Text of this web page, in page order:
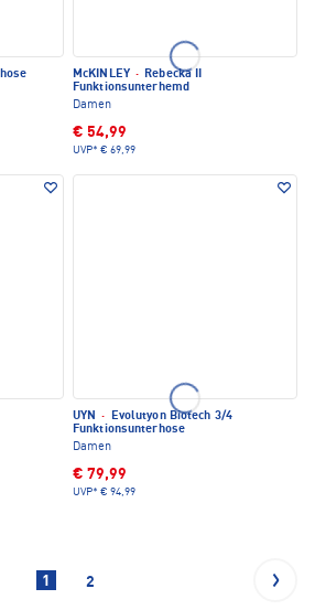
McKINLEY · Rebecka II
Funktionsunterhemd
Damen
€ 54,99
UVP* € 69,99
UYN ·
Evolutyon Biotech 3/4
Funktionsunterhose
Damen
€ 79,99
UVP* € 94,99
1 2